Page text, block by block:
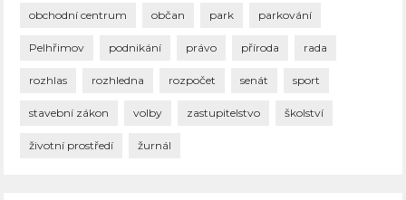
obchodní centrum občan park parkování
Pelhřimov podnikání právo příroda rada
rozhlas rozhledna rozpočet senát sport
stavební zákon volby zastupitelstvo školství
životní prostředí žurnál